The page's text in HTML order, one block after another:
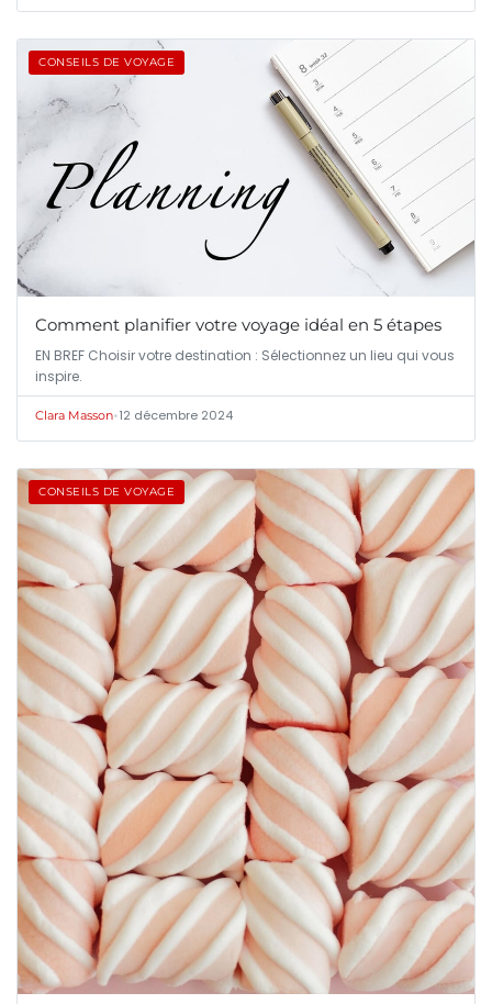
CONSEILS DE VOYAGE
Comment planifier votre voyage idéal en 5 étapes
EN BREF Choisir votre destination : Sélectionnez un lieu qui vous
inspire.
Clara Masson•12 décembre 2024
CONSEILS DE VOYAGE